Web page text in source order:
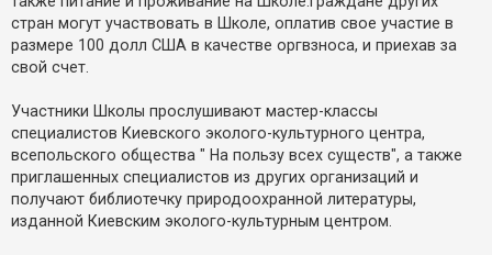
стран могут участвовать в Школе, оплатив свое участие в
размере 100 долл США в качестве оргвзноса, и приехав за
свой счет.
Участники Школы прослушивают мастер-классы
специалистов Киевского эколого-культурного центра,
всепольского общества " На пользу всех существ", а также
приглашенных специалистов из других организаций и
получают библиотечку природоохранной литературы,
изданной Киевским эколого-культурным центром.